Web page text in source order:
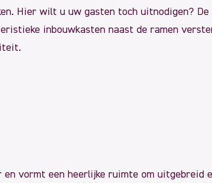
Hier wilt u uw gasten toch uitnodigen?
inbouwkasten naast de ramen
vormt een heerlijke ruimte om uitgebreid